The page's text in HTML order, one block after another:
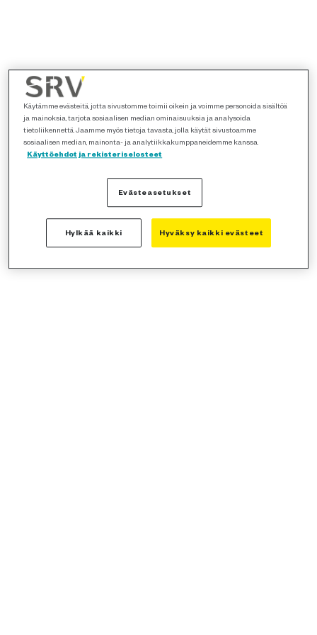
Käytämme evästeitä, jotta sivustomme toimii oikein ja voimme personoida sisältöä
ja mainoksia, tarjota sosiaalisen median ominaisuuksia ja analysoida
tietoliikennettä. Jaamme myös tietoja tavasta, jolla käytät sivustoamme
sosiaalisen median, mainonta- ja analytiikkakumppaneidemme kanssa.
Käyttöehdot ja rekisteriselosteet
Evästeasetukset
Hylkää kaikki Hyväksy kaikki evästeet